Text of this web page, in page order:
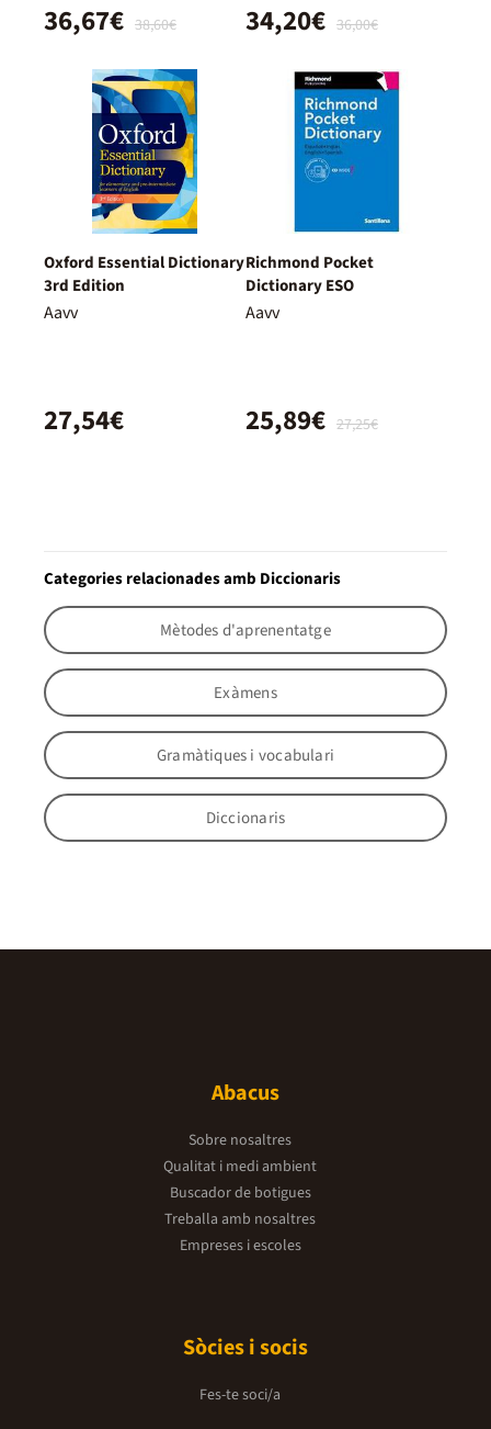
38,60€
36,67€ 36,00€
34,20€
Oxford Essential Dictionary
3rd Edition
Aavv
27,54€
Richmond Pocket
Dictionary ESO
Aavv
27,25€
25,89€
Categories relacionades amb Diccionaris
Mètodes d'aprenentatge
Exàmens
Gramàtiques i vocabulari
Diccionaris
Abacus
Sobre nosaltres
Qualitat i medi ambient
Buscador de botigues
Treballa amb nosaltres
Empreses i escoles
Sòcies i socis
Fes-te soci/a